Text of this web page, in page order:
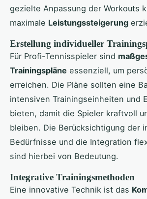
gezielte Anpassung der Workouts
maximale Leistungssteigerung
Erstellung individueller
Für Profi-Tennisspieler sind
Trainingspläne essenziell, um
erreichen. Die Pläne sollten eine
intensiven Trainingseinheiten und
bieten, damit die Spieler kraftvoll
bleiben. Die Berücksichtigung der
Bedürfnisse und die Integration
sind hierbei von Bedeutung.
Integrative Trainingsmethoden
Eine innovative Technik ist das